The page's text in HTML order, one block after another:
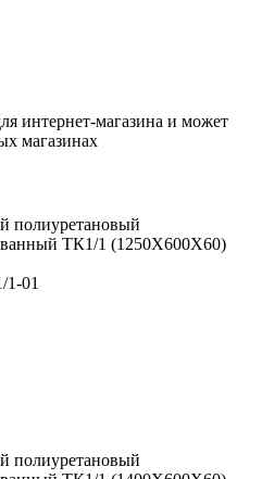
интернет-магазина и может
магазинах
полиуретановый
ТК1/1 (1250Х600Х60)
01
полиуретановый